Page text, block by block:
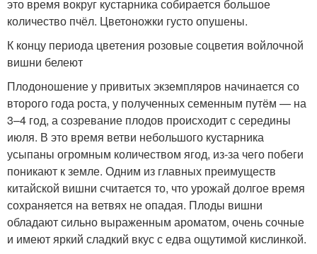
это время вокруг кустарника собирается большое
количество пчёл. Цветоножки густо опушены.
К концу периода цветения розовые соцветия войлочной
вишни белеют
Плодоношение у привитых экземпляров начинается со
второго года роста, у полученных семенным путём — на
3–4 год, а созревание плодов происходит с середины
июля. В это время ветви небольшого кустарника
усыпаны огромным количеством ягод, из-за чего побеги
поникают к земле. Одним из главных преимуществ
китайской вишни считается то, что урожай долгое время
сохраняется на ветвях не опадая. Плоды вишни
обладают сильно выраженным ароматом, очень сочные
и имеют яркий сладкий вкус с едва ощутимой кислинкой.